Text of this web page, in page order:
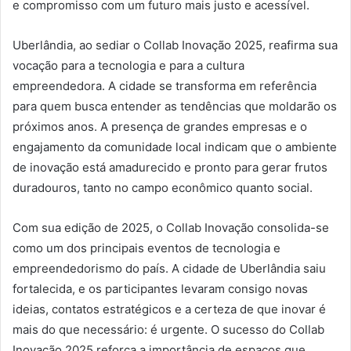
e compromisso com um futuro mais justo e acessível.
Uberlândia, ao sediar o Collab Inovação 2025, reafirma sua
vocação para a tecnologia e para a cultura
empreendedora. A cidade se transforma em referência
para quem busca entender as tendências que moldarão os
próximos anos. A presença de grandes empresas e o
engajamento da comunidade local indicam que o ambiente
de inovação está amadurecido e pronto para gerar frutos
duradouros, tanto no campo econômico quanto social.
Com sua edição de 2025, o Collab Inovação consolida-se
como um dos principais eventos de tecnologia e
empreendedorismo do país. A cidade de Uberlândia saiu
fortalecida, e os participantes levaram consigo novas
ideias, contatos estratégicos e a certeza de que inovar é
mais do que necessário: é urgente. O sucesso do Collab